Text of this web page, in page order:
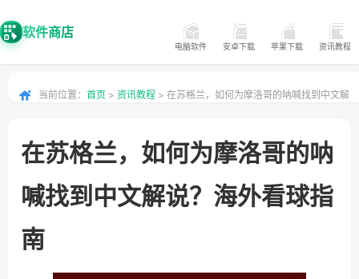
软件商店
电脑软件 安卓下载 苹果下载 资讯教程
当前位置： 首页 > 资讯教程 > 在苏格兰，如何为摩洛哥的呐喊找到中文解
在苏格兰，如何为摩洛哥的呐
喊找到中文解说？海外看球指
南